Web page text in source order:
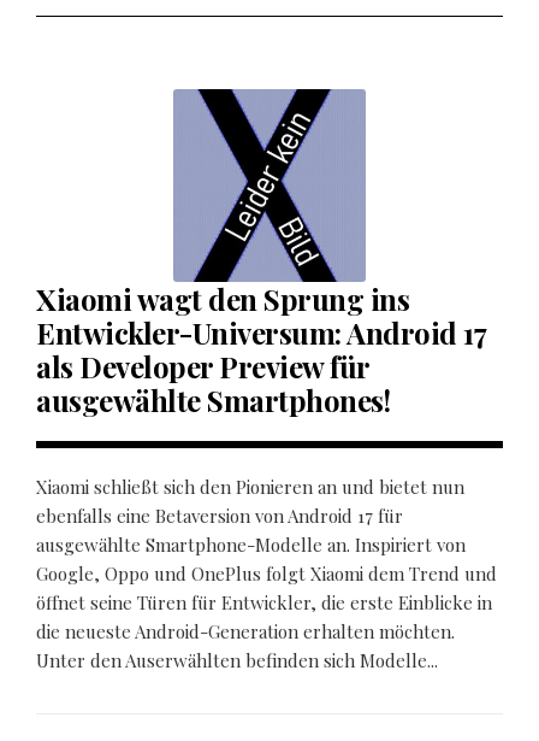
Xiaomi wagt den Sprung ins
Entwickler-Universum: Android 17
als Developer Preview für
ausgewählte Smartphones!
Xiaomi schließt sich den Pionieren an und bietet nun
ebenfalls eine Betaversion von Android 17 für
ausgewählte Smartphone-Modelle an. Inspiriert von
Google, Oppo und OnePlus folgt Xiaomi dem Trend und
öffnet seine Türen für Entwickler, die erste Einblicke in
die neueste Android-Generation erhalten möchten.
Unter den Auserwählten befinden sich Modelle...